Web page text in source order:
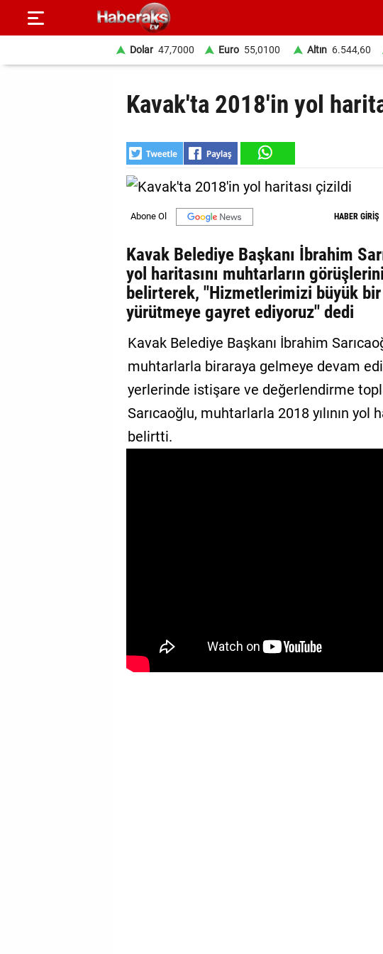
Dolar 47,7000 Euro 55,0100 Altın 6.544,60
Kavak'ta 2018'in yol
HABER GİRİŞ
Kavak Belediye Başkanı İbrahim
yol haritasını muhtarların
belirterek, "Hizmetlerimizi büyük
yürütmeye gayret ediyoruz" dedi
Kavak Belediye Başkanı İbrahim
muhtarlarla biraraya gelmeye devam
yerlerinde istişare ve değerlendirme
Sarıcaoğlu, muhtarlarla 2018 yılının yol
belirtti.